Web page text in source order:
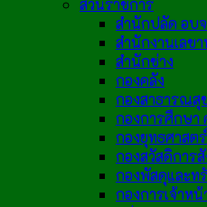
ส่วนราชการ
สำนักปลัด อบ
สำนักงานเลข
สำนักช่าง
กองคลัง
กองสาธารณสุ
กองการศึกษา
กองยุทธศาสต
กองสวัสดิการ
กองพัสดุและท
กองการเจ้าหน้